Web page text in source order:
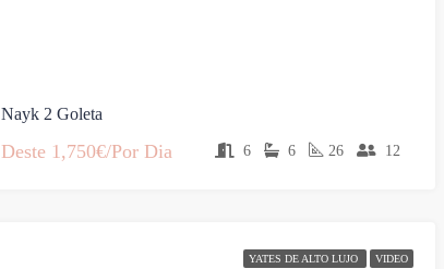
Nayk 2 Goleta
Deste 1,750€/Por Dia 6 6 26 12
YATES DE ALTO LUJO VIDEO